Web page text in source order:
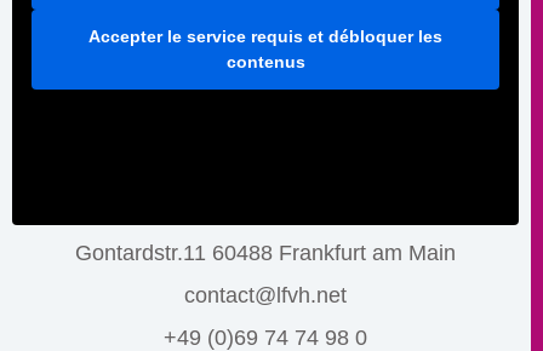
Accepter le service requis et débloquer les
contenus
Gontardstr.11 60488 Frankfurt am Main
contact@lfvh.net
+49 (0)69 74 74 98 0